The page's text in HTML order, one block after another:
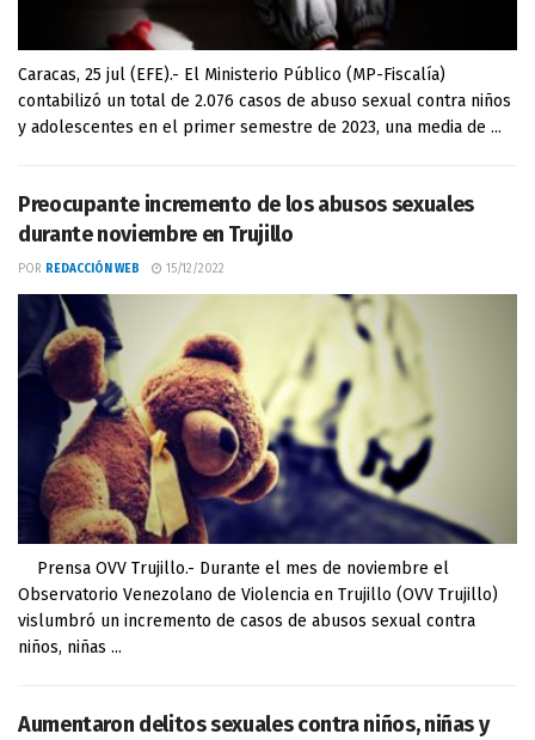
Caracas, 25 jul (EFE).- El Ministerio Público (MP-Fiscalía)
contabilizó un total de 2.076 casos de abuso sexual contra niños
y adolescentes en el primer semestre de 2023, una media de ...
Preocupante incremento de los abusos sexuales
durante noviembre en Trujillo
POR REDACCIÓN WEB 15/12/2022
Prensa OVV Trujillo.- Durante el mes de noviembre el
Observatorio Venezolano de Violencia en Trujillo (OVV Trujillo)
vislumbró un incremento de casos de abusos sexual contra
niños, niñas ...
Aumentaron delitos sexuales contra niños, niñas y